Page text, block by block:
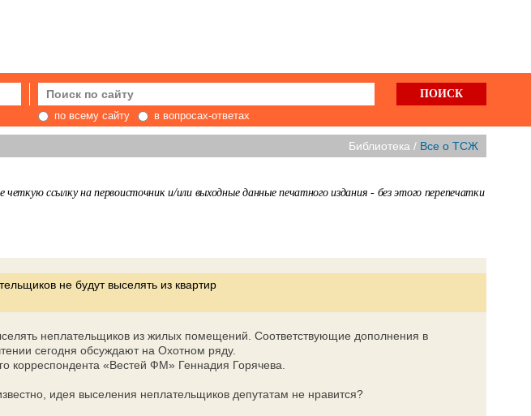
по всему сайту в вопросах-ответах
Библиотека / Все о ТСЖ
ссылку на первоисточник и/или выходные данные печатного издания - без этого перепечатки
не будут выселять из квартир
неплательщиков из жилых помещений. Соответствующие дополнения в
сегодня обсуждают на Охотном ряду.
корреспондента «Вестей ФМ» Геннадия Горячева.
идея выселения неплательщиков депутатам не нравится?